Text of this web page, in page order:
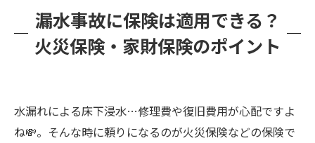
漏水事故に保険は適用できる？
火災保険・家財保険のポイント
水漏れによる床下浸水…修理費や復旧費用が心配ですよ
ね💸。そんな時に頼りになるのが火災保険などの保険で